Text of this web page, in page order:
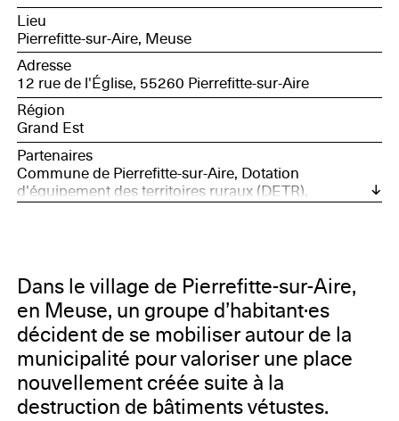
Lieu
Pierrefitte-sur-Aire, Meuse
Adresse
12 rue de l'Église, 55260 Pierrefitte-sur-Aire
Région
Grand Est
Partenaires
Commune de Pierrefitte-sur-Aire, Dotation
d'équipement des territoires ruraux (DETR),
Département de la Meuse, Fondation de France,
Dans le village de Pierrefitte-sur-Aire,
en Meuse, un groupe d’habitant·es
décident de se mobiliser autour de la
municipalité pour valoriser une place
nouvellement créée suite à la
destruction de bâtiments vétustes.